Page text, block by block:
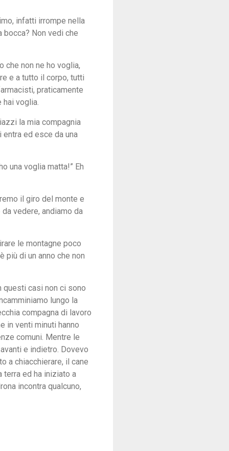
infatti irrompe nella
bocca? Non vedi che
che non ne ho voglia,
e a tutto il corpo, tutti
praticamente
voglia.
la mia compagnia
ed esce da una
una voglia matta!” Eh
il giro del monte e
vedere, andiamo da
le montagne poco
più di un anno che non
questi casi non ci sono
lungo la
compagna di lavoro
in venti minuti hanno
comuni. Mentre le
e indietro. Dovevo
a chiacchierare, il cane
terra ed ha iniziato a
incontra qualcuno,